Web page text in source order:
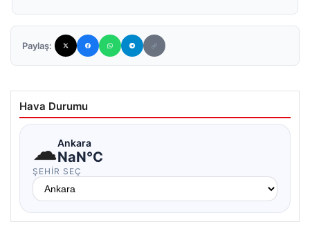
Paylaş:
Hava Durumu
☁Ankara
NaN°C
ŞEHIR SEÇ